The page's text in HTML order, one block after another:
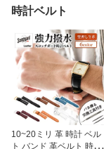
45mm 46mm 49mm Seri
es1 2 3 4 5 6 7 SE 8 9 10
ultra M003
時計ベルト
10~20ミリ 革 時計 ベル
ト バンド 革ベルト 時計